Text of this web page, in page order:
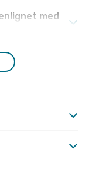
med